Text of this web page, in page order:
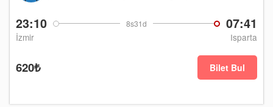
23:10 8s31d 07:41
İzmir Isparta
620₺ Bilet Bul